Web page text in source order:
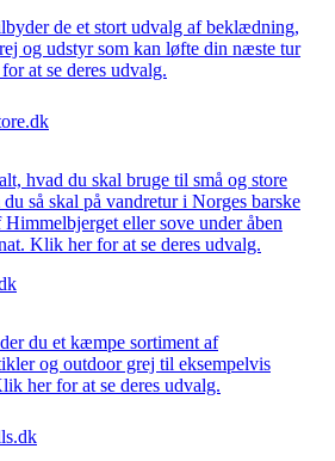
de et stort udvalg af beklædning,
og udstyr som kan løfte din næste tur
at se deres udvalg.
hvad du skal bruge til små og store
så skal på vandretur i Norges barske
eller sove under åben
Klik her for at se deres udvalg.
du et kæmpe sortiment af
og outdoor grej til eksempelvis
her for at se deres udvalg.